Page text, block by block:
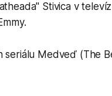
Stivica v
Medveď (The